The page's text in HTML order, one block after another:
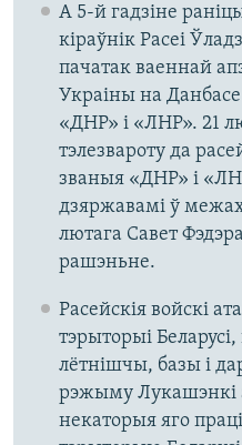
А 5-й гадзіне
кіраўнік Расеі
пачатак ваеннай
Украіны на
«ДНР» і «ЛНР». 21
тэлезвароту да
званыя «ДНР» і
дзяржавамі ў
лютага Савет
рашэньне.
Расейскія войскі
тэрыторыі
лётнішчы, базы і
рэжыму Лукашэнкі
некаторыя яго